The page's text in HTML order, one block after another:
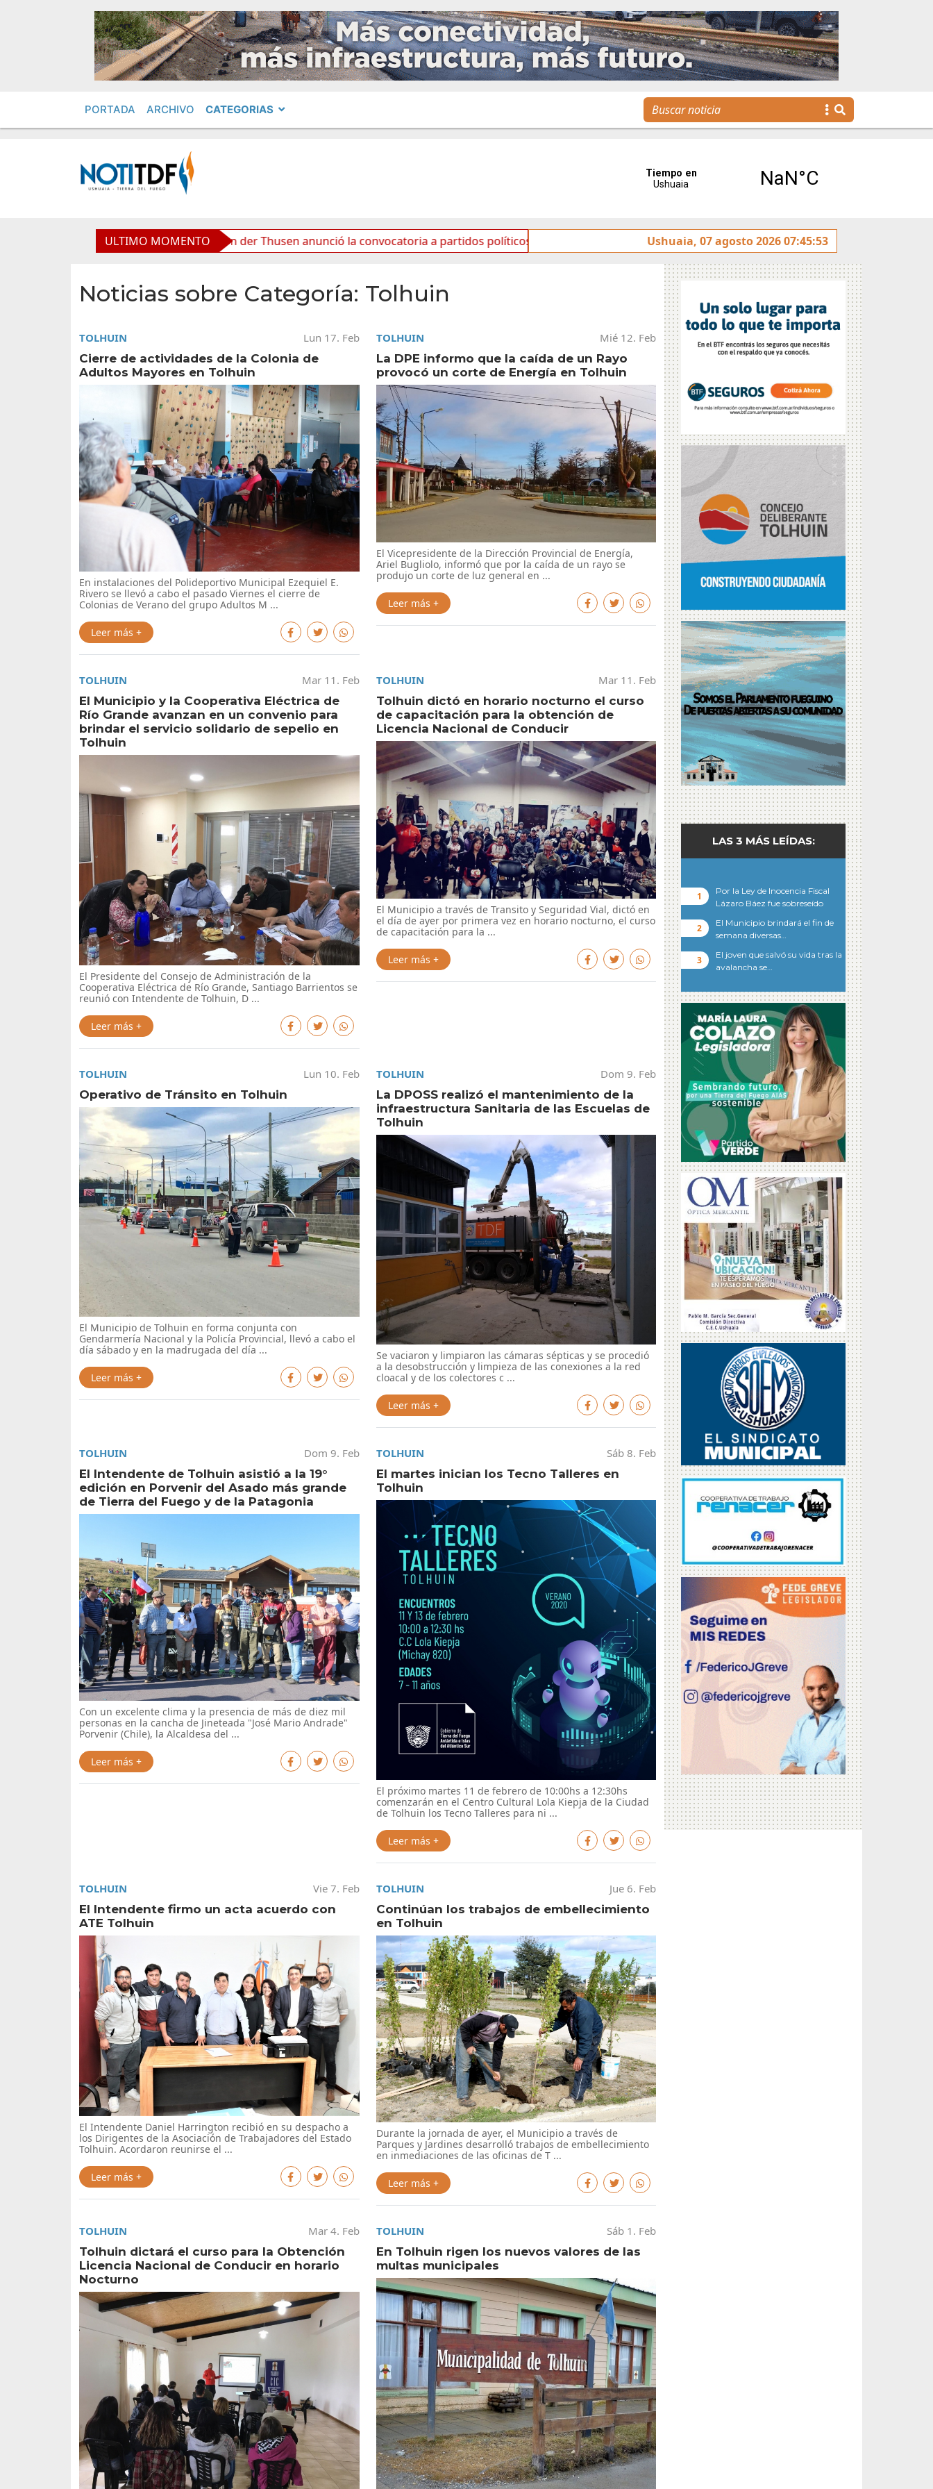
PORTADA ARCHIVO CATEGORIAS
ULTIMO MOMENTO
Von der Thusen anunció la convocatoria a partidos políticos por «ficha limpia» Se realizó la reunión de Labor Parlamentaria previa a la 5.ª Sesión
Ushuaia, 07 agosto 2026 07:45:53
Noticias sobre Categoría: Tolhuin
TOLHUIN
Lun 17. Feb
Cierre de actividades de la Colonia de
Adultos Mayores en Tolhuin
En instalaciones del Polideportivo Municipal Ezequiel E.
Rivero se llevó a cabo el pasado Viernes el cierre de
Colonias de Verano del grupo Adultos M ...
Leer más +
TOLHUIN
Mié 12. Feb
La DPE informo que la caída de un Rayo
provocó un corte de Energía en Tolhuin
El Vicepresidente de la Dirección Provincial de Energía,
Ariel Bugliolo, informó que por la caída de un rayo se
produjo un corte de luz general en ...
Leer más +
TOLHUIN
Mar 11. Feb
El Municipio y la Cooperativa Eléctrica de
Río Grande avanzan en un convenio para
brindar el servicio solidario de sepelio en
Tolhuin
El Presidente del Consejo de Administración de la
Cooperativa Eléctrica de Río Grande, Santiago Barrientos se
reunió con Intendente de Tolhuin, D ...
Leer más +
TOLHUIN
Mar 11. Feb
Tolhuin dictó en horario nocturno el curso
de capacitación para la obtención de
Licencia Nacional de Conducir
El Municipio a través de Transito y Seguridad Vial, dictó en
el día de ayer por primera vez en horario nocturno, el curso
de capacitación para la ...
Leer más +
TOLHUIN
Lun 10. Feb
Operativo de Tránsito en Tolhuin
El Municipio de Tolhuin en forma conjunta con
Gendarmería Nacional y la Policía Provincial, llevó a cabo el
día sábado y en la madrugada del día ...
Leer más +
TOLHUIN
Dom 9. Feb
La DPOSS realizó el mantenimiento de la
infraestructura Sanitaria de las Escuelas de
Tolhuin
Se vaciaron y limpiaron las cámaras sépticas y se procedió
a la desobstrucción y limpieza de las conexiones a la red
cloacal y de los colectores c ...
Leer más +
TOLHUIN
Dom 9. Feb
El Intendente de Tolhuin asistió a la 19°
edición en Porvenir del Asado más grande
de Tierra del Fuego y de la Patagonia
Con un excelente clima y la presencia de más de diez mil
personas en la cancha de Jineteada "José Mario Andrade"
Porvenir (Chile), la Alcaldesa del ...
Leer más +
TOLHUIN
Sáb 8. Feb
El martes inician los Tecno Talleres en
Tolhuin
El próximo martes 11 de febrero de 10:00hs a 12:30hs
comenzarán en el Centro Cultural Lola Kiepja de la Ciudad
de Tolhuin los Tecno Talleres para ni ...
Leer más +
TOLHUIN
Vie 7. Feb
El Intendente firmo un acta acuerdo con
ATE Tolhuin
El Intendente Daniel Harrington recibió en su despacho a
los Dirigentes de la Asociación de Trabajadores del Estado
Tolhuin. Acordaron reunirse el ...
Leer más +
TOLHUIN
Jue 6. Feb
Continúan los trabajos de embellecimiento
en Tolhuin
Durante la jornada de ayer, el Municipio a través de
Parques y Jardines desarrolló trabajos de embellecimiento
en inmediaciones de las oficinas de T ...
Leer más +
TOLHUIN
Mar 4. Feb
Tolhuin dictará el curso para la Obtención
Licencia Nacional de Conducir en horario
Nocturno
TOLHUIN
Sáb 1. Feb
En Tolhuin rigen los nuevos valores de las
multas municipales
LAS 3 MÁS LEÍDAS:
Por la Ley de Inocencia Fiscal
Lázaro Báez fue sobreseído
El Municipio brindará el fin de
semana diversas…
El joven que salvó su vida tras la
avalancha se…